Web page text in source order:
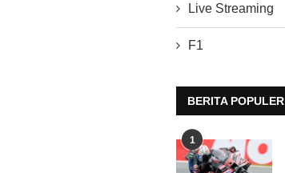
Live Streaming
F1
BERITA POPULER
1